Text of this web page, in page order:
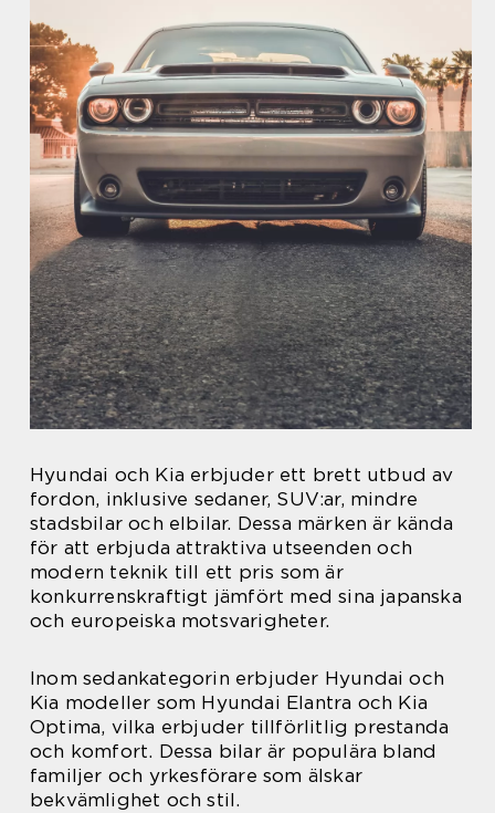
Hyundai och Kia erbjuder ett brett utbud av
fordon, inklusive sedaner, SUV:ar, mindre
stadsbilar och elbilar. Dessa märken är kända
för att erbjuda attraktiva utseenden och
modern teknik till ett pris som är
konkurrenskraftigt jämfört med sina japanska
och europeiska motsvarigheter.
Inom sedankategorin erbjuder Hyundai och
Kia modeller som Hyundai Elantra och Kia
Optima, vilka erbjuder tillförlitlig prestanda
och komfort. Dessa bilar är populära bland
familjer och yrkesförare som älskar
bekvämlighet och stil.